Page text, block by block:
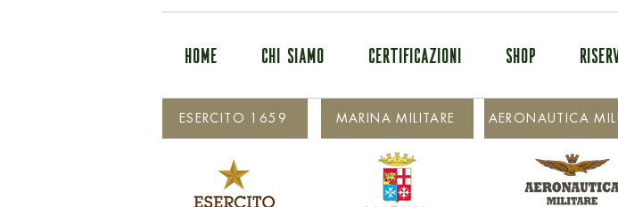
HOME CHI SIAMO CERTIFICAZIONI SHOP
ESERCITO 1659 AERONAUTICA
MARINA MILITARE